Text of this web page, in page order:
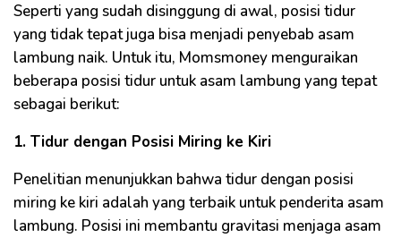
Seperti yang sudah disinggung di awal, posisi tidur
yang tidak tepat juga bisa menjadi penyebab asam
lambung naik. Untuk itu, Momsmoney menguraikan
beberapa posisi tidur untuk asam lambung yang tepat
sebagai berikut:
1. Tidur dengan Posisi Miring ke Kiri
Penelitian menunjukkan bahwa tidur dengan posisi
miring ke kiri adalah yang terbaik untuk penderita asam
lambung. Posisi ini membantu gravitasi menjaga asam